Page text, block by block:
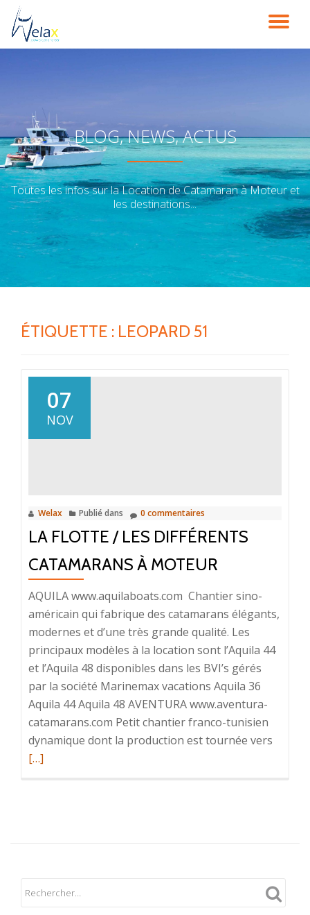
Aller
au
BLOG, NEWS, ACTUS
Toutes les infos sur la Location de Catamaran à Moteur et
les destinations...
ÉTIQUETTE : LEOPARD 51
07
NOV
Welax Publié dans 0 commentaires
LA FLOTTE / LES DIFFÉRENTS
CATAMARANS À MOTEUR
AQUILA www.aquilaboats.com Chantier sino-
américain qui fabrique des catamarans élégants,
modernes et d’une très grande qualité. Les
principaux modèles à la location sont l’Aquila 44
et l’Aquila 48 disponibles dans les BVI’s gérés
par la société Marinemax vacations Aquila 36
Aquila 44 Aquila 48 AVENTURA www.aventura-
catamarans.com Petit chantier franco-tunisien
dynamique dont la production est tournée vers
les
à
[…]